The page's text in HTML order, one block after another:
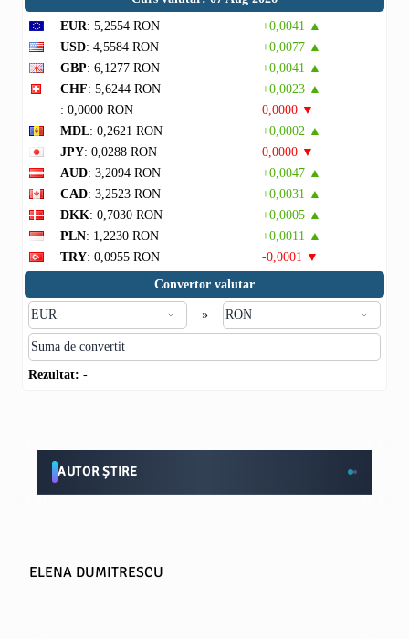
EUR: 5,2554 RON
+0,0041 ▲
USD: 4,5584 RON
+0,0077 ▲
GBP: 6,1277 RON
+0,0041 ▲
CHF: 5,6244 RON
+0,0023 ▲
: 0,0000 RON
0,0000 ▼
MDL: 0,2621 RON
+0,0002 ▲
JPY: 0,0288 RON
0,0000 ▼
AUD: 3,2094 RON
+0,0047 ▲
CAD: 3,2523 RON
+0,0031 ▲
DKK: 0,7030 RON
+0,0005 ▲
PLN: 1,2230 RON
+0,0011 ▲
TRY: 0,0955 RON
-0,0001 ▼
Convertor valutar
»
Rezultat: -
AUTOR ȘTIRE
ELENA DUMITRESCU